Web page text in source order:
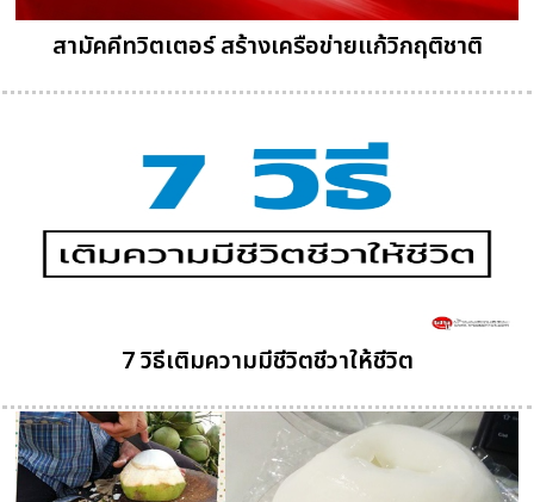
สามัคคีทวิตเตอร์ สร้างเครือข่ายแก้วิกฤติชาติ
7 วิธีเติมความมีชีวิตชีวาให้ชีวิต